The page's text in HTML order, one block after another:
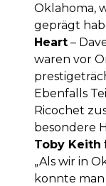
Oklahoma,
geprägt
Heart –
waren vor
Ebenfalls
Ricochet
besondere
Toby Keith
„Als wir in
konnte